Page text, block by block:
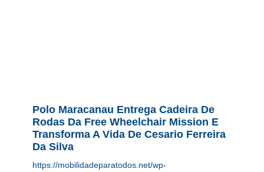
Polo Maracanau Entrega Cadeira De
Rodas Da Free Wheelchair Mission E
Transforma A Vida De Cesario Ferreira
Da Silva
https://mobilidadeparatodos.net/wp-